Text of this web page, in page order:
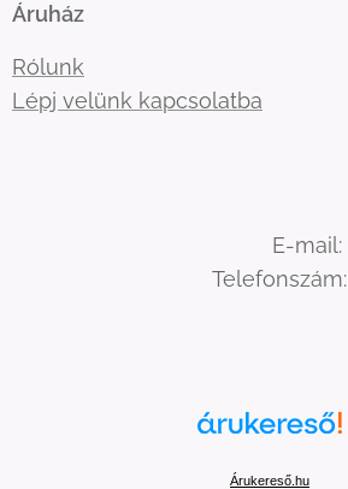
Áruház
Rólunk
Lépj velünk kapcsolatba
E-mail:
Telefonszám:
Árukereső.hu